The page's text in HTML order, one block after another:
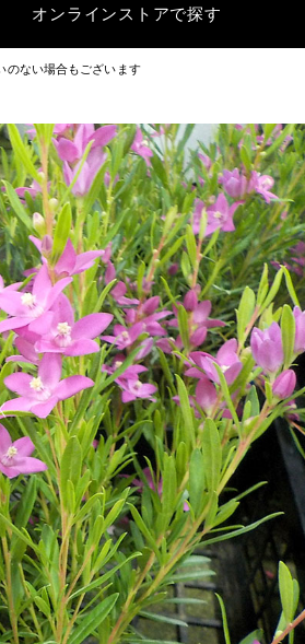
オンラインストアで探す
のない場合もございます